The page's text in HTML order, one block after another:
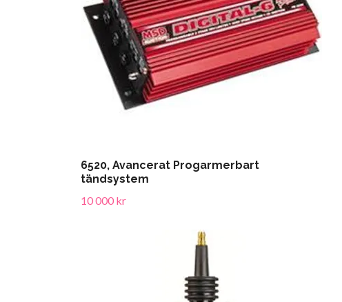
6520, Avancerat Progarmerbart
tändsystem
10 000 kr